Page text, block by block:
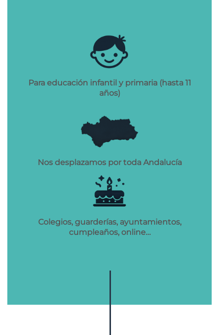
Para educación infantil y primaria (hasta 11
años)
Nos desplazamos por toda Andalucía
Colegios, guarderías, ayuntamientos,
cumpleaños, online…